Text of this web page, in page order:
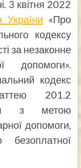
3 квітня 2022
України «Про
кодексу
за незаконне
допомоги».
кодекс
201.2
з метою
допомоги,
безоплатної